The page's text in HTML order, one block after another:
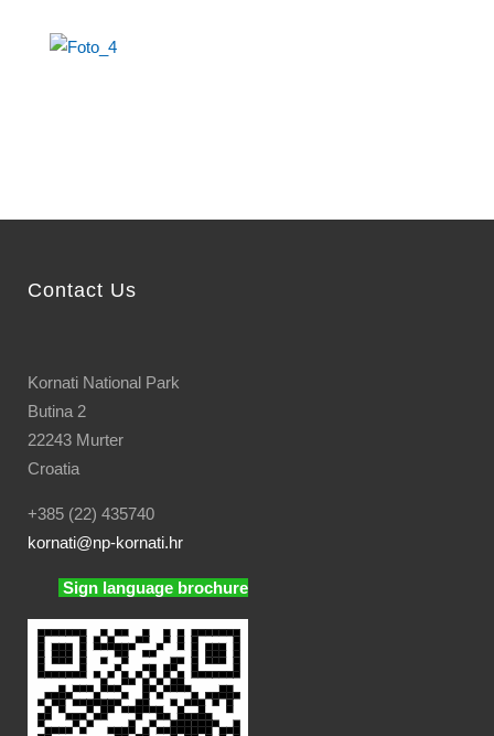
Contact Us
Kornati National Park
Butina 2
22243 Murter
Croatia
+385 (22) 435740
kornati@np-kornati.hr
Sign language brochure